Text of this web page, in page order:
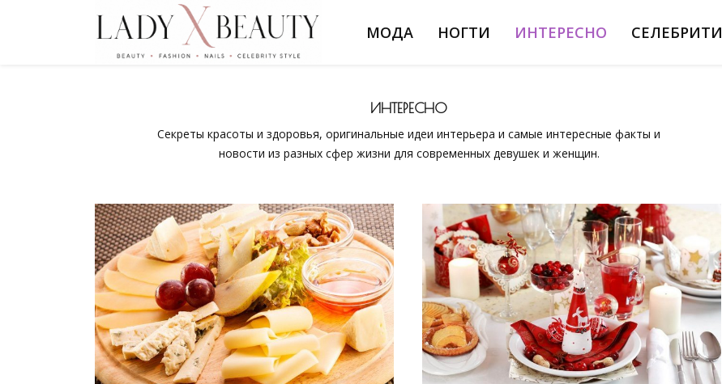
МОДА НОГТИ ИНТЕРЕСНО СЕЛЕБРИТИ
ИНТЕРЕСНО
Секреты красоты и здоровья, оригинальные идеи интерьера и самые интересные факты и
новости из разных сфер жизни для современных девушек и женщин.